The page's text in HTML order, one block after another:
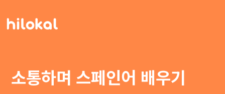
소통하며 스페인어 배우기